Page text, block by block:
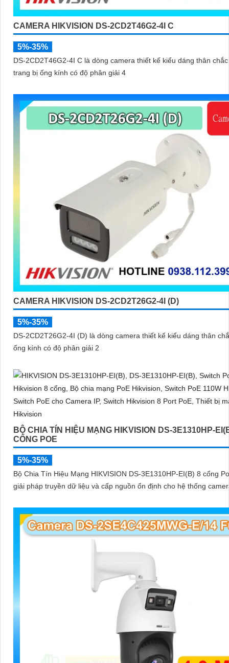
CAMERA HIKVISION DS-2CD2T46G2-4I C
5%-35%
DS-2CD2T46G2-4I C là dòng camera thiết kế kiểu dáng thân
trang bị ống kính có độ phân giải 4
CAMERA HIKVISION DS-2CD2T26G2-4I (D)
5%-35%
DS-2CD2T26G2-4I (D) là dòng camera thiết kế kiểu dáng thân
ống kính có độ phân giải 2
BỘ CHIA TÍN HIỆU MẠNG HIKVISION DS-3E1310HP-
CỔNG POE
5%-35%
Bộ Chia Tín Hiệu Mạng HIKVISION DS-3E1310HP-EI(B) 8 cổng
giải pháp truyền dữ liệu và cấp nguồn ổn định cho hệ thống